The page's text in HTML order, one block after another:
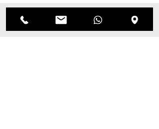
Produtos